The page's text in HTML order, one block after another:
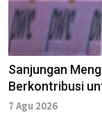
Sanjungan
Berkontribusi
7 Agu 2026